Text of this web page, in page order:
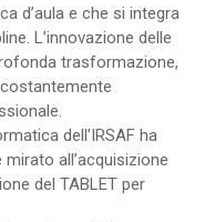
d’aula e che si integra
L’innovazione delle
trasformazione,
dell’IRSAF ha
all’acquisizione
del TABLET per